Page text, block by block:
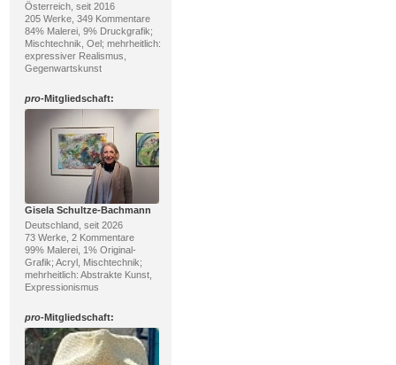
Österreich, seit 2016
205 Werke, 349 Kommentare
84% Malerei, 9% Druckgrafik;
Mischtechnik, Oel; mehrheitlich:
expressiver Realismus,
Gegenwartskunst
pro-Mitgliedschaft:
Gisela Schultze-Bachmann
Deutschland, seit 2026
73 Werke, 2 Kommentare
99% Malerei, 1% Original-
Grafik; Acryl, Mischtechnik;
mehrheitlich: Abstrakte Kunst,
Expressionismus
pro-Mitgliedschaft: